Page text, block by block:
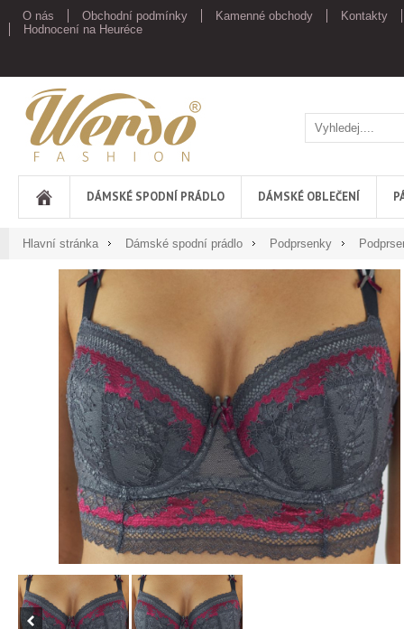
O nás Obchodní podmínky Kamenné obchody
Kontakty
Hodnocení na Heuréce
Werso
DÁMSKÉ SPODNÍ PRÁDLO DÁMSKÉ OBLEČENÍ
Hlavní stránka Dámské spodní prádlo Podprsenky